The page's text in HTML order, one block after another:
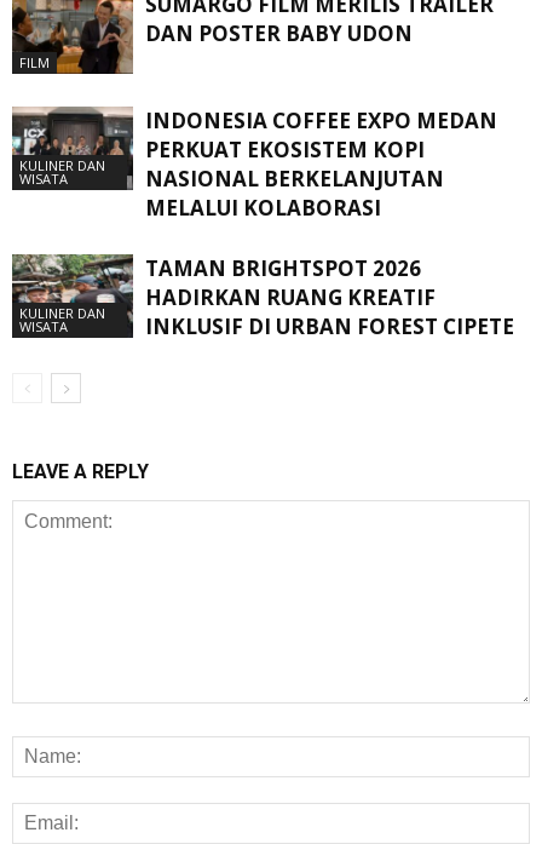
FILM
DAN POSTER BABY UDON
KULINER DAN
WISATA
INDONESIA COFFEE EXPO MEDAN
PERKUAT EKOSISTEM KOPI
NASIONAL BERKELANJUTAN
MELALUI KOLABORASI
KULINER DAN
WISATA
TAMAN BRIGHTSPOT 2026
HADIRKAN RUANG KREATIF
INKLUSIF DI URBAN FOREST CIPETE
LEAVE A REPLY